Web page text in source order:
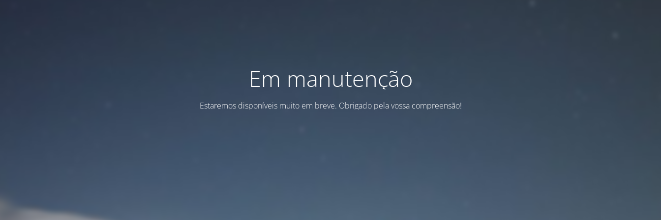
Em manutenção
Estaremos disponíveis muito em breve. Obrigado pela vossa compreensão!